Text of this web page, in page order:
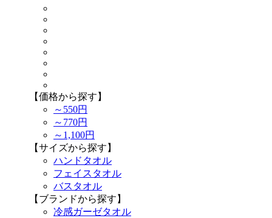
【価格から探す】
～550円
～770円
～1,100円
【サイズから探す】
ハンドタオル
フェイスタオル
バスタオル
【ブランドから探す】
冷感ガーゼタオル